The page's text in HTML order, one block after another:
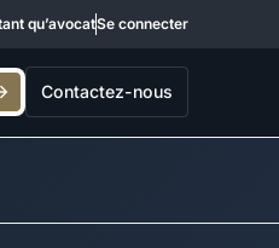
qu’avocatSe connecter
Contactez-nous